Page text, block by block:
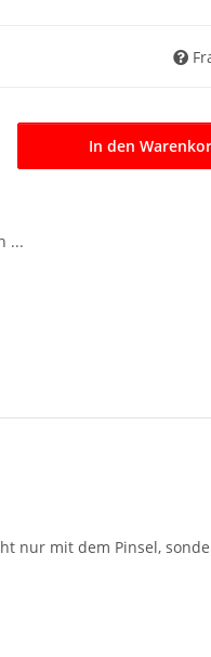
In den
...
nur mit dem Pinsel,